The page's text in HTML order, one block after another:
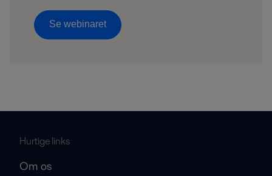
Se webinaret
Hurtige links
Om os